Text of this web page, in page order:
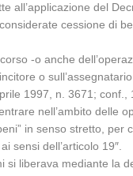
del
cessione di
-o anche
o
1997, n. 3671;
nell’ambito delle
in senso stretto, per
sensi dell’articolo 19″.
liberava mediante la